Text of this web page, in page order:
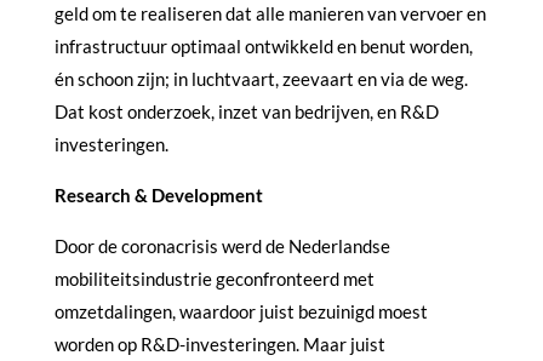
geld om te realiseren dat alle manieren van vervoer en
infrastructuur optimaal ontwikkeld en benut worden,
én schoon zijn; in luchtvaart, zeevaart en via de weg.
Dat kost onderzoek, inzet van bedrijven, en R&D
investeringen.
Research & Development
Door de coronacrisis werd de Nederlandse
mobiliteitsindustrie geconfronteerd met
omzetdalingen, waardoor juist bezuinigd moest
worden op R&D-investeringen. Maar juist